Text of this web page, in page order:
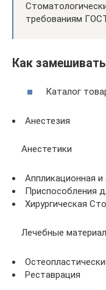
требованиям
Как
Каталог
Анестезия
Анестетики
Аппликационная и
Приспособления
Хирургическая
Лечебные
Реставрация